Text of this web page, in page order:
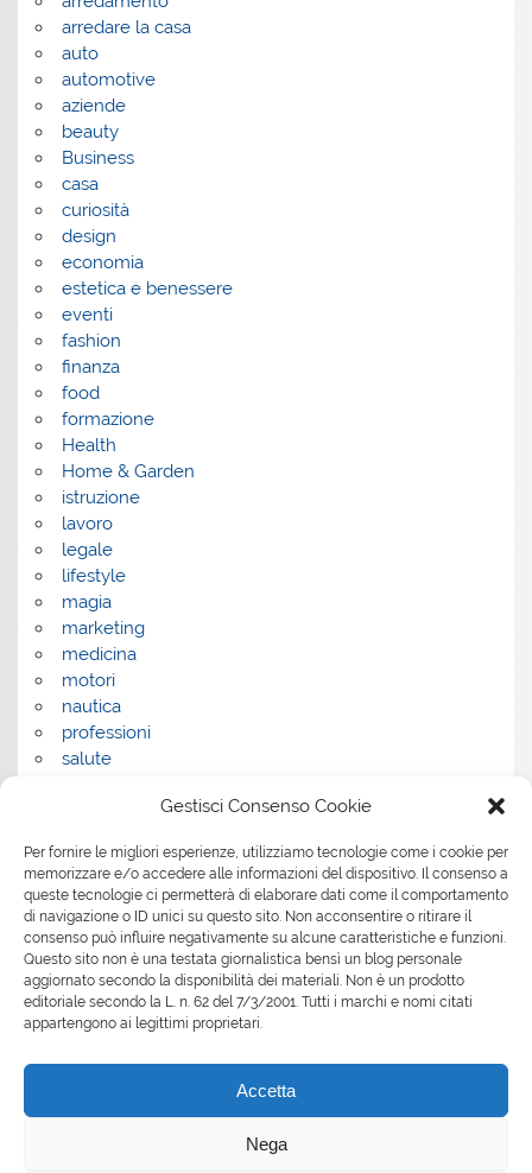
Gestisci Consenso Cookie
Per fornire le migliori esperienze, utilizziamo tecnologie come i cookie per
memorizzare e/o accedere alle informazioni del dispositivo. Il consenso a
queste tecnologie ci permetterà di elaborare dati come il comportamento
di navigazione o ID unici su questo sito. Non acconsentire o ritirare il
consenso può influire negativamente su alcune caratteristiche e funzioni.
Questo sito non è una testata giornalistica bensì un blog personale
aggiornato secondo la disponibilità dei materiali. Non è un prodotto
editoriale secondo la L. n. 62 del 7/3/2001. Tutti i marchi e nomi citati
appartengono ai legittimi proprietari.
Accetta
Nega
arredare la casa
auto
automotive
aziende
beauty
Business
casa
curiosità
design
economia
estetica e benessere
eventi
fashion
finanza
food
formazione
Health
Home & Garden
istruzione
lavoro
legale
lifestyle
magia
marketing
medicina
motori
nautica
professioni
salute
servizi per le aziende
shopping
sport
Tech
tecnologia
travel
Uncategorized
wedding